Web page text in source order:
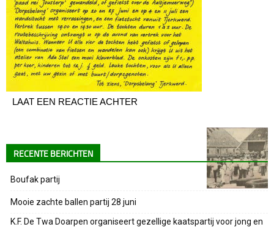
LAAT EEN REACTIE ACHTER
RECENTE BERICHTEN
Boufak partij
Mooie zachte ballen partij 28 juni
K.F. De Twa Doarpen organiseert gezellige kaatspartij voor jong en